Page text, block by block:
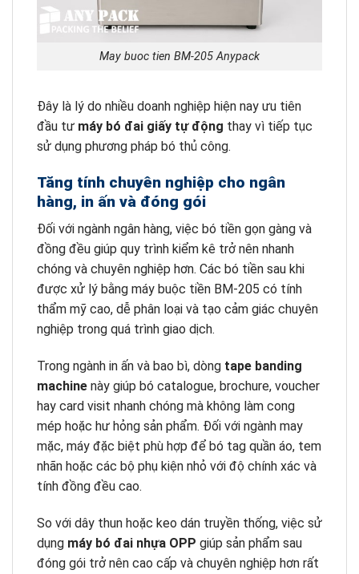
May buoc tien BM-205 Anypack
Đây là lý do nhiều doanh nghiệp hiện nay ưu tiên
đầu tư máy bó đai giấy tự động thay vì tiếp tục
sử dụng phương pháp bó thủ công.
Tăng tính chuyên nghiệp cho ngân
hàng, in ấn và đóng gói
Đối với ngành ngân hàng, việc bó tiền gọn gàng và
đồng đều giúp quy trình kiểm kê trở nên nhanh
chóng và chuyên nghiệp hơn. Các bó tiền sau khi
được xử lý bằng máy buộc tiền BM-205 có tính
thẩm mỹ cao, dễ phân loại và tạo cảm giác chuyên
nghiệp trong quá trình giao dịch.
Trong ngành in ấn và bao bì, dòng tape banding
machine này giúp bó catalogue, brochure, voucher
hay card visit nhanh chóng mà không làm cong
mép hoặc hư hỏng sản phẩm. Đối với ngành may
mặc, máy đặc biệt phù hợp để bó tag quần áo, tem
nhãn hoặc các bộ phụ kiện nhỏ với độ chính xác và
tính đồng đều cao.
So với dây thun hoặc keo dán truyền thống, việc sử
dụng máy bó đai nhựa OPP giúp sản phẩm sau
đóng gói trở nên cao cấp và chuyên nghiệp hơn rất